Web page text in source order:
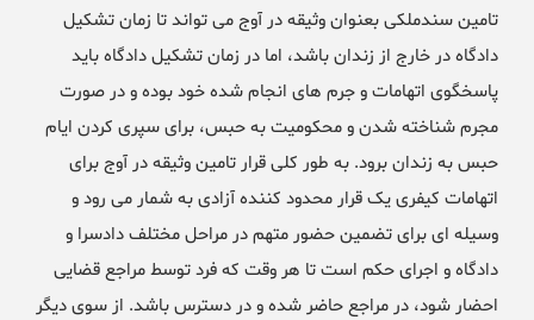
تامین سندملکی بعنوان وثیقه در آوج می تواند تا زمان تشکیل
دادگاه در خارج از زندان باشد، اما در زمان تشکیل دادگاه باید
پاسخگوی اتهامات و جرم های انجام شده خود بوده و در صورت
مجرم شناخته شدن و محکومیت به حبس، برای سپری کردن ایام
حبس به زندان برود. به طور کلی قرار تامین وثیقه در آوج برای
اتهامات کیفری یک قرار محدود کننده آزادی به شمار می رود و
وسیله ای برای تضمین حضور متهم در مراحل مختلف دادسرا و
دادگاه و اجرای حکم است تا هر وقت که فرد توسط مراجع قضایی
احضار شود، در مراجع حاضر شده و در دسترس باشد. از سوی دیگر